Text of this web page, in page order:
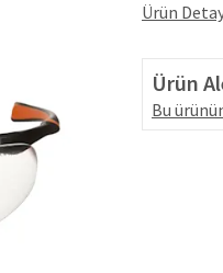
Ürün
Ürün
Bu